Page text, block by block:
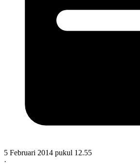
5 Februari 2014 pukul 12.55
·